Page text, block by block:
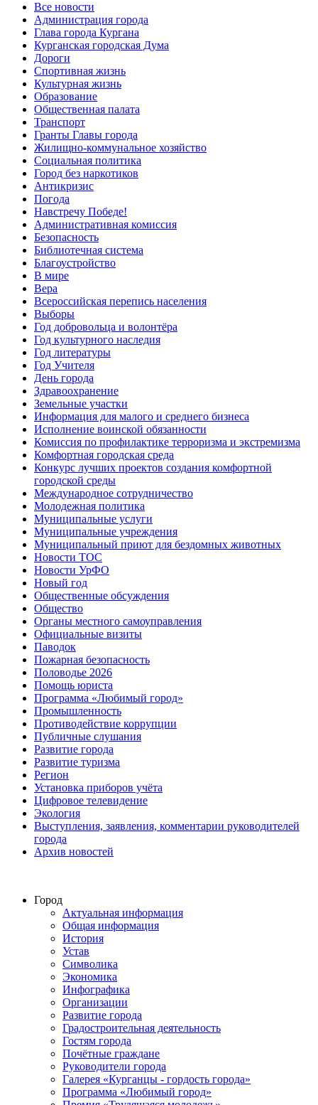
Все новости
Администрация города
Глава города Кургана
Курганская городская Дума
Дороги
Спортивная жизнь
Культурная жизнь
Образование
Общественная палата
Транспорт
Гранты Главы города
Жилищно-коммунальное хозяйство
Социальная политика
Город без наркотиков
Антикризис
Погода
Навстречу Победе!
Административная комиссия
Безопасность
Библиотечная система
Благоустройство
В мире
Вера
Всероссийская перепись населения
Выборы
Год добровольца и волонтёра
Год культурного наследия
Год литературы
Год Учителя
День города
Здравоохранение
Земельные участки
Информация для малого и среднего бизнеса
Исполнение воинской обязанности
Комиссия по профилактике терроризма и экстремизма
Комфортная городская среда
Конкурс лучших проектов создания комфортной
городской среды
Международное сотрудничество
Молодежная политика
Муниципальные услуги
Муниципальные учреждения
Муниципальный приют для бездомных животных
Новости ТОС
Новости УрФО
Новый год
Общественные обсуждения
Общество
Органы местного самоуправления
Официальные визиты
Паводок
Пожарная безопасность
Половодье 2026
Помощь юриста
Программа «Любимый город»
Промышленность
Противодействие коррупции
Публичные слушания
Развитие города
Развитие туризма
Регион
Установка приборов учёта
Цифровое телевидение
Экология
Выступления, заявления, комментарии руководителей
города
Архив новостей
Город
Актуальная информация
Общая информация
История
Устав
Символика
Экономика
Инфографика
Организации
Развитие города
Градостроительная деятельность
Гостям города
Почётные граждане
Руководители города
Галерея «Курганцы - гордость города»
Программа «Любимый город»